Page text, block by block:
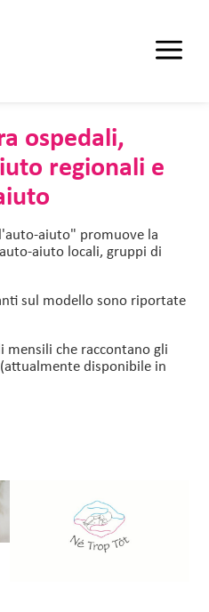
ospedali,
regionali e
aiuto" promuove la
aiuto locali, gruppi di
sul modello sono riportate
mensili che raccontano gli
disponibile in